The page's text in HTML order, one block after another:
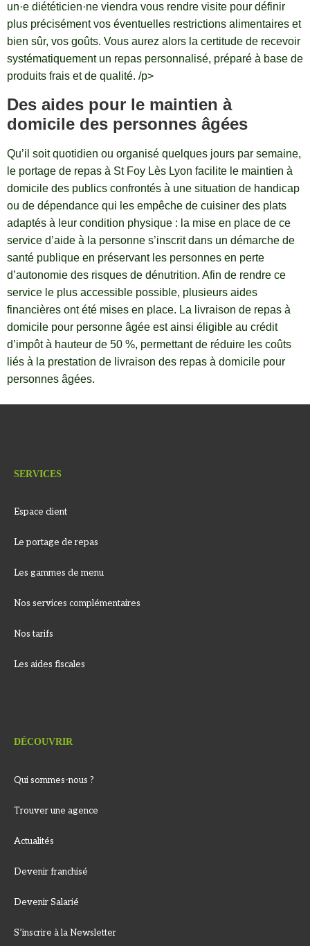
un·e diététicien·ne viendra vous rendre visite pour définir
plus précisément vos éventuelles restrictions alimentaires et
bien sûr, vos goûts. Vous aurez alors la certitude de recevoir
systématiquement un repas personnalisé, préparé à base de
produits frais et de qualité. /p>
Des aides pour le maintien à
domicile des personnes âgées
Qu’il soit quotidien ou organisé quelques jours par semaine,
le portage de repas à St Foy Lès Lyon facilite le maintien à
domicile des publics confrontés à une situation de handicap
ou de dépendance qui les empêche de cuisiner des plats
adaptés à leur condition physique : la mise en place de ce
service d’aide à la personne s’inscrit dans un démarche de
santé publique en préservant les personnes en perte
d’autonomie des risques de dénutrition. Afin de rendre ce
service le plus accessible possible, plusieurs aides
financières ont été mises en place. La livraison de repas à
domicile pour personne âgée est ainsi éligible au crédit
d’impôt à hauteur de 50 %, permettant de réduire les coûts
liés à la prestation de livraison des repas à domicile pour
personnes âgées.
SERVICES
Espace client
Le portage de repas
Les gammes de menu
Nos services complémentaires
Nos tarifs
Les aides fiscales
DÉCOUVRIR
Qui sommes-nous ?
Trouver une agence
Actualités
Devenir franchisé
Devenir Salarié
S’inscrire à la Newsletter